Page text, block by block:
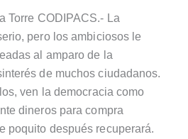
Torre CODIPACS.- La
pero los ambiciosos le
al amparo de la
de muchos ciudadanos.
ven la democracia como
dineros para compra
poquito después recuperará.